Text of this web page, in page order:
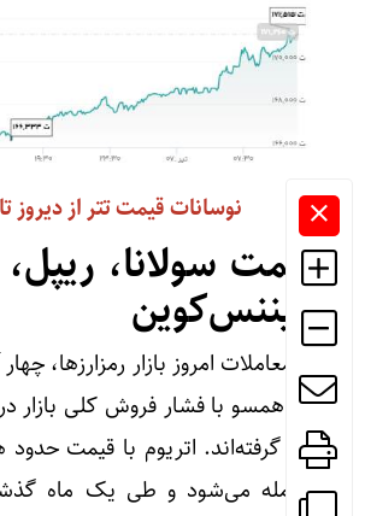
نوسانات قیمت تتر از دیروز
قیمت سولانا،
بایننس‌کوین
در معاملات امروز بازار رمزارزها،
هم همسو با فشار فروش کلی بازار